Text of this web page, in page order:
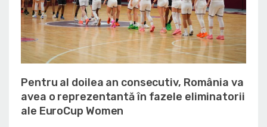
Pentru al doilea an consecutiv, România va
avea o reprezentantă în fazele eliminatorii
ale EuroCup Women